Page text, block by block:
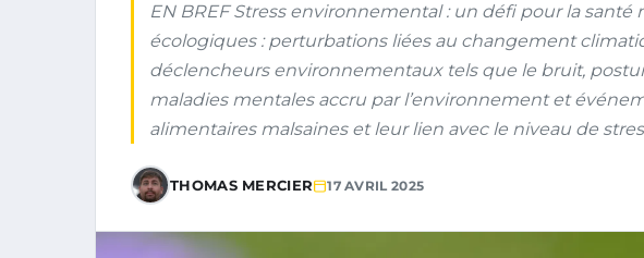
EN BREF Stress environnemental : un défi pour la santé
écologiques : perturbations liées au changement
déclencheurs environnementaux tels que le bruit,
maladies mentales accru par l’environnement et
alimentaires malsaines et leur lien avec le niveau de
THOMAS MERCIER 17 AVRIL 2025